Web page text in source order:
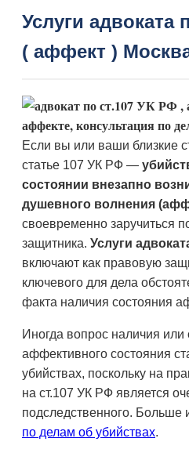
Услуги адвоката
( аффект )
Если вы или ваши близкие
статье 107 УК РФ —
состоянии внезапно
душевного волнения
своевременно заручиться
защитника. Услуги
включают как правовую
ключевого для дела
факта наличия состояния
Иногда вопрос наличия или
аффективного состояния
убийствах, поскольку на
на ст.107 УК РФ является
подследственного.
по делам об убийствах.